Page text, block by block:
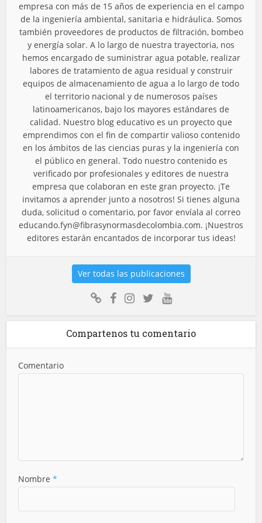
empresa con más de 15 años de experiencia en el campo
de la ingeniería ambiental, sanitaria e hidráulica. Somos
también proveedores de productos de filtración, bombeo
y energía solar. A lo largo de nuestra trayectoria, nos
hemos encargado de suministrar agua potable, realizar
labores de tratamiento de agua residual y construir
equipos de almacenamiento de agua a lo largo de todo
el territorio nacional y de numerosos países
latinoamericanos, bajo los mayores estándares de
calidad. Nuestro blog educativo es un proyecto que
emprendimos con el fin de compartir valioso contenido
en los ámbitos de las ciencias puras y la ingeniería con
el público en general. Todo nuestro contenido es
verificado por profesionales y editores de nuestra
empresa que colaboran en este gran proyecto. ¡Te
invitamos a aprender junto a nosotros! Si tienes alguna
duda, solicitud o comentario, por favor envíala al correo
educando.fyn@fibrasynormasdecolombia.com. ¡Nuestros
editores estarán encantados de incorporar tus ideas!
Ver todas las publicaciones
Compartenos tu comentario
Comentario
Nombre*